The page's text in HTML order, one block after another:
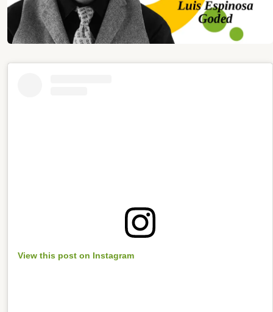
View this post on Instagram